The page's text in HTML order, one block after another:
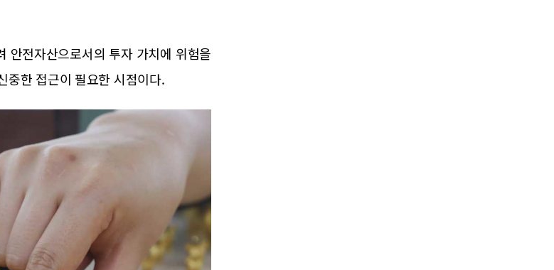
안전자산으로서의 투자 가치에 위험을
중한 접근이 필요한 시점이다.